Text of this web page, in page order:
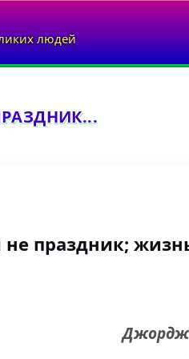
людей
праздник;
Джордж